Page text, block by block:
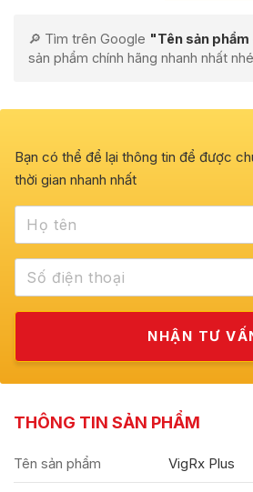
🔎 Tìm trên Google "Tên sản
sản phẩm chính hãng nhanh nhất
Bạn có thể để lại thông tin để được
thời gian nhanh nhất
THÔNG TIN SẢN PHẨM
Tên sản phẩm VigRx Plus